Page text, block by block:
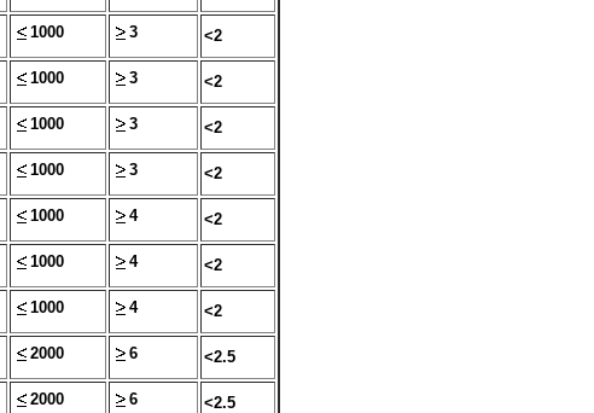
1000 3 <2
1000 3 <2
1000 3 <2
1000 3 <2
1000 4 <2
1000 4 <2
1000 4 <2
2000 6 <2.5
2000 6 <2.5